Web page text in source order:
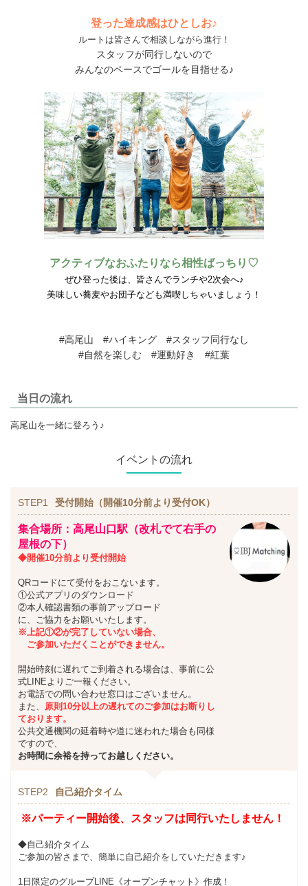
登った達成感はひとしお♪
ルートは皆さんで相談しながら進行！
スタッフが同行しないので
みんなのペースでゴールを目指せる♪
アクティブなおふたりなら相性ばっちり♡
ぜひ登った後は、皆さんでランチや2次会へ♪
美味しい蕎麦やお団子なども満喫しちゃいましょう！
#高尾山 #ハイキング #スタッフ同行なし
#自然を楽しむ #運動好き #紅葉
当日の流れ
高尾山を一緒に登ろう♪
イベントの流れ
STEP1 受付開始（開催10分前より受付OK）
集合場所：高尾山口駅（改札でて右手の
屋根の下）
◆開催10分前より受付開始
QRコードにて受付をおこないます。
①公式アプリのダウンロード
②本人確認書類の事前アップロード
に、ご協力をお願いいたします。
※上記①②が完了していない場合、
ご参加いただくことができません。
開始時刻に遅れてご到着される場合は、事前に公
式LINEよりご一報ください。
お電話での問い合わせ窓口はございません。
また、 原則10分以上の遅れてのご参加はお断りし
ております。
公共交通機関の延着時や道に迷われた場合も同様
ですので、
お時間に余裕を持ってお越しください。
STEP2 自己紹介タイム
※パーティー開始後、スタッフは同行いたしません！
◆自己紹介タイム
ご参加の皆さまで、簡単に自己紹介をしていただきます♪
1日限定のグループLINE《オープンチャット》作成！